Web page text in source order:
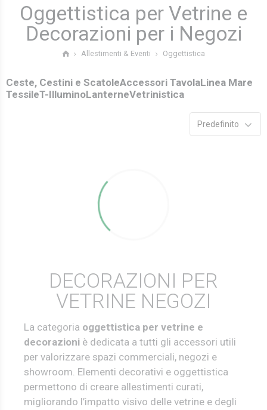
Oggettistica per Vetrine e
Decorazioni per i Negozi
Allestimenti & Eventi Oggettistica
Ceste, Cestini e ScatoleAccessori TavolaLinea Mare
TessileT-IlluminoLanterneVetrinistica
Predefinito
DECORAZIONI PER
VETRINE NEGOZI
La categoria oggettistica per vetrine e
decorazioni è dedicata a tutti gli accessori utili
per valorizzare spazi commerciali, negozi e
showroom. Elementi decorativi e oggettistica
permettono di creare allestimenti curati,
migliorando l’impatto visivo delle vetrine e degli